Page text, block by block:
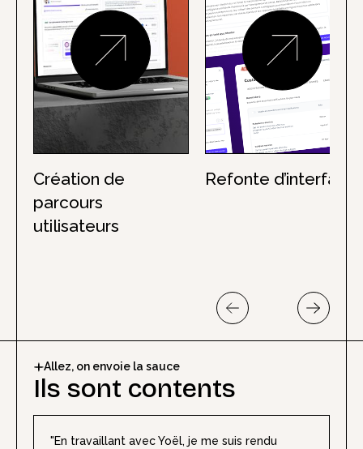
Création de
parcours
utilisateurs
Refonte d’interface
Allez, on envoie la sauce
Ils sont contents
"En travaillant avec Yoël, je me suis rendu